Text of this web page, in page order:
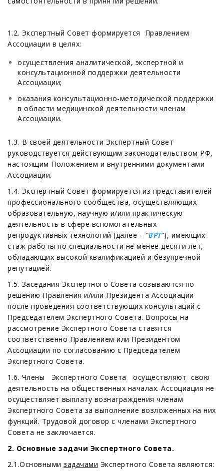
1.2. Экспертный Совет формируется Правлением
Ассоциации в целях:
осуществления аналитической, экспертной и
консультационной поддержки деятельности
Ассоциации;
оказания консультационно-методической поддержки
в области медицинской деятельности членам
Ассоциации.
1.3. В своей деятельности Экспертный Совет
руководствуется действующим законодательством РФ,
настоящим Положением и внутренними документами
Ассоциации.
1.4. Экспертный Совет формируется из представителей
профессионального сообщества, осуществляющих
образовательную, научную и/или практическую
деятельность в сфере вспомогательных
репродуктивных технологий (далее – “ВРТ“), имеющих
стаж работы по специальности не менее десяти лет,
обладающих высокой квалификацией и безупречной
репутацией.
1.5. Заседания Экспертного Совета созываются по
решению Правления и/или Президента Ассоциации
после проведения соответствующих консультаций с
Председателем Экспертного Совета. Вопросы на
рассмотрение Экспертного Совета ставятся
соответственно Правлением или Президентом
Ассоциации по согласованию с Председателем
Экспертного Совета.
1.6. Члены Экспертного Совета осуществляют свою
деятельность на общественных началах. Ассоциация не
осуществляет выплату вознаграждения членам
Экспертного Совета за выполнение возложенных на них
функций. Трудовой договор с членами Экспертного
Совета не заключается.
2. Основные задачи Экспертного Совета.
2.1.Основными задачами Экспертного Совета являются: